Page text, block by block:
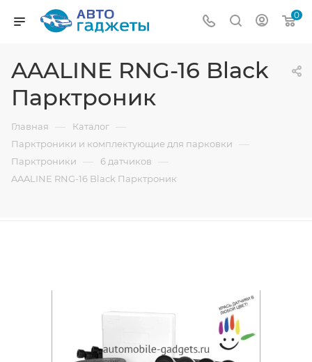
0
AAALINE RNG-16 Black
Парктроник
Главная — Каталог —
Парктроники и комплектующие для парковки —
Парктроники — 6 датчиков —
AAALINE RNG-16 Black Парктроник